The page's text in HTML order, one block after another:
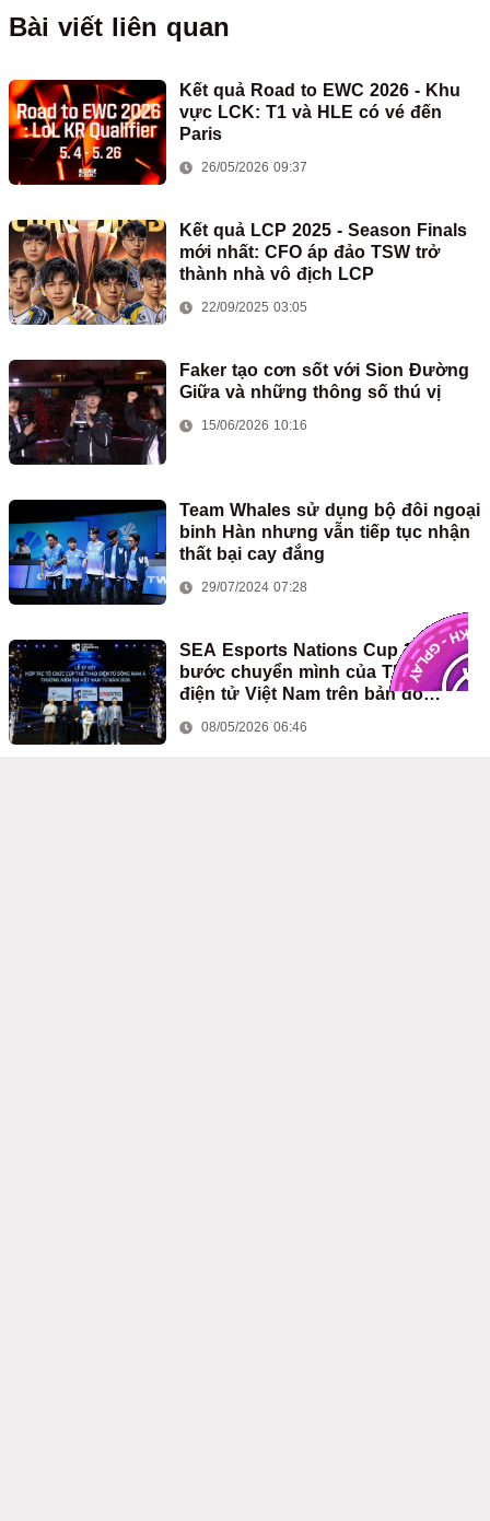
Bài viết liên quan
Kết quả Road to EWC 2026 - Khu
vực LCK: T1 và HLE có vé đến
Paris
26/05/2026 09:37
Kết quả LCP 2025 - Season Finals
mới nhất: CFO áp đảo TSW trở
thành nhà vô địch LCP
22/09/2025 03:05
Faker tạo cơn sốt với Sion Đường
Giữa và những thông số thú vị
15/06/2026 10:16
Team Whales sử dụng bộ đôi ngoại
binh Hàn nhưng vẫn tiếp tục nhận
thất bại cay đắng
29/07/2024 07:28
SEA Esports Nations Cup 2026 và
bước chuyển mình của Thể thao
điện tử Việt Nam trên bản đồ
08/05/2026 06:46